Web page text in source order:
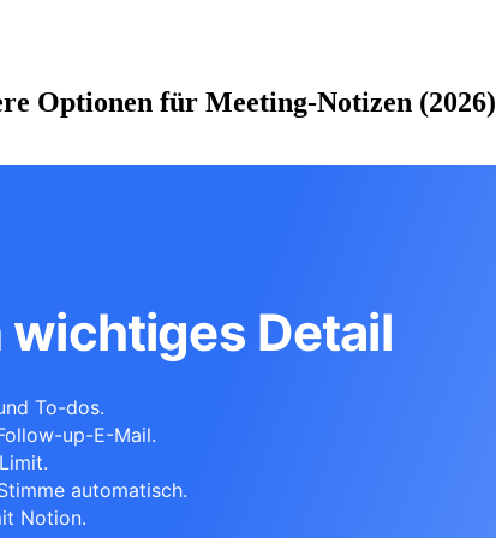
Optionen für Meeting-Notizen (2026)
wichtiges Detail
To-dos.
up-E-Mail.
automatisch.
Notion.